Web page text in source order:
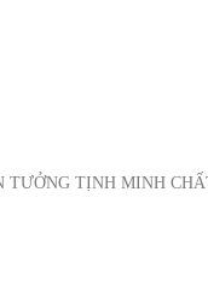
TƯỞNG TỊNH MINH